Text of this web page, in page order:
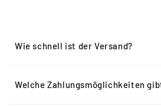
Wie schnell ist der Versand?
Welche Zahlungsmöglichkeiten